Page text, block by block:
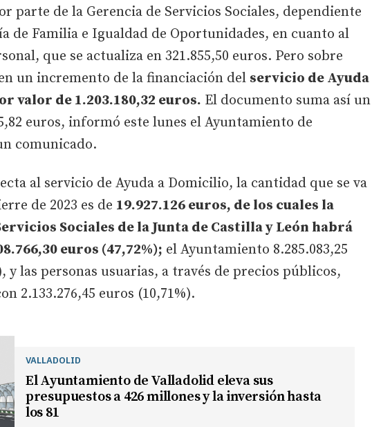
parte de la Gerencia de Servicios Sociales, dependiente
de Familia e Igualdad de Oportunidades, en cuanto al
que se actualiza en 321.855,50 euros. Pero sobre
un incremento de la financiación del servicio de Ayuda
valor de 1.203.180,32 euros. El documento suma así un
euros, informó este lunes el Ayuntamiento de
comunicado.
al servicio de Ayuda a Domicilio, la cantidad que se va
de 2023 es de 19.927.126 euros, de los cuales la
Sociales de la Junta de Castilla y León habrá
euros (47,72%); el Ayuntamiento 8.285.083,25
y las personas usuarias, a través de precios públicos,
2.133.276,45 euros (10,71%).
VALLADOLID
El Ayuntamiento de Valladolid eleva sus
presupuestos a 426 millones y la inversión hasta
los 81